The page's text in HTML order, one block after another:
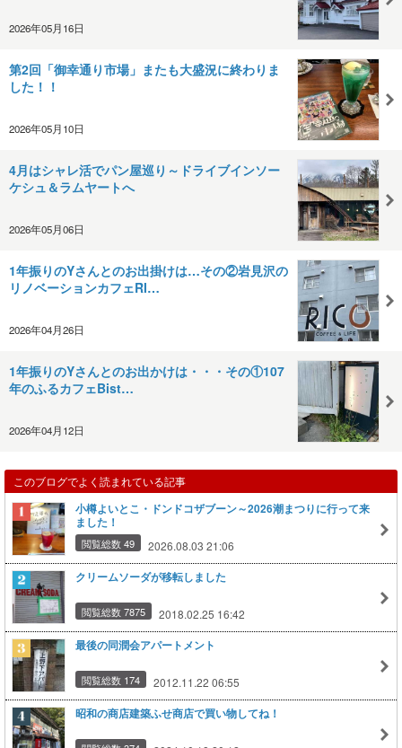
2026年05月16日
第2回「御幸通り市場」またも大盛況に終わりま
した！！
2026年05月10日
4月はシャレ活でパン屋巡り～ドライブインソー
ケシュ＆ラムヤートへ
2026年05月06日
1年振りのYさんとのお出掛けは…その②岩見沢の
リノベーションカフェRI…
2026年04月26日
1年振りのYさんとのお出かけは・・・その①107
年のふるカフェBist…
2026年04月12日
このブログでよく読まれている記事
小樽よいとこ・ドンドコザブーン～2026潮まつりに行って来
ました！
閲覧総数 49 2026.08.03 21:06
クリームソーダが移転しました
閲覧総数 7875 2018.02.25 16:42
最後の同潤会アパートメント
閲覧総数 174 2012.11.22 06:55
昭和の商店建築ふせ商店で買い物してね！